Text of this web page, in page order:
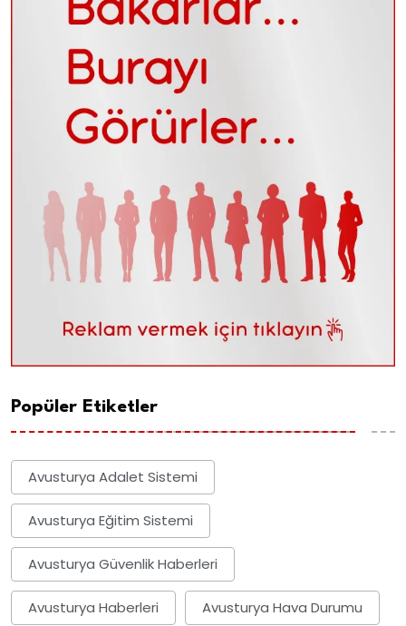
Popüler Etiketler
Avusturya Adalet Sistemi
Avusturya Eğitim Sistemi
Avusturya Güvenlik Haberleri
Avusturya Haberleri Avusturya Hava Durumu